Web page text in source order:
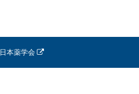
日本薬学会